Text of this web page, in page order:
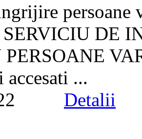
persoane
DE
PERSOANE
...
Detalii